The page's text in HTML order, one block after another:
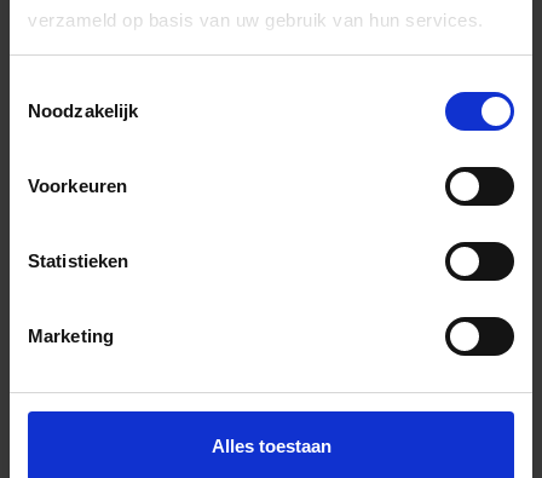
verzameld op basis van uw gebruik van hun services.
Noodzakelijk
Voorkeuren
Statistieken
Marketing
Alles toestaan
Onze verkoopspecialisten staan graag voor je klaar:
Productaanvraag